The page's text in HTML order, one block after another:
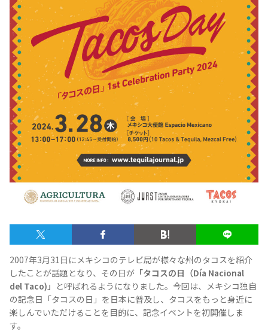
テキーラマップ Tequila Map
メキシコ料理 Cuisines of Mexico
メキシコ旅行 Travel of Mexico
メキシコの記念日 Events of Mexico
トピックス一覧
お問合せ
Contact
バー＆レストラン
Bar & Restaurant
2007年3月31日にメキシコのテレビ局が様々な州のタコスを紹介
したことが話題となり、その日が 「タコスの日（Día Nacional
del Taco)」 と呼ばれるようになりました。今回は、メキシコ独自
の記念日「タコスの日」を日本に普及し、タコスをもっと身近に
楽しんでいただけることを目的に、記念イベントを初開催しま
す。